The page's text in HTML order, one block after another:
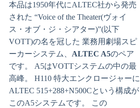
本品は1950年代にALTEC社から発売
された “Voice of the Theater(ヴォイ
ス・オブ・ジ・シアター)”(以下
VOTT)の名を冠した 業務用劇場スピ
ーカーシステム、 ALTEC A5のペア
です。 A5はVOTTシステムの中の最
高峰。 H110 特大エンクロージャーに
ALTEC 515+288+N500Cという構成が
このA5システムです。 この